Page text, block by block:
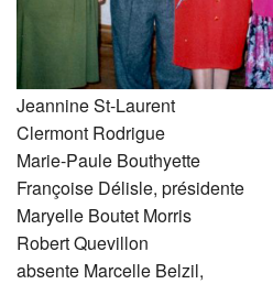
Jeannine St-Laurent
Clermont Rodrigue
Marie-Paule Bouthyette
Françoise Délisle, présidente
Maryelle Boutet Morris
Robert Quevillon
absente Marcelle Belzil,